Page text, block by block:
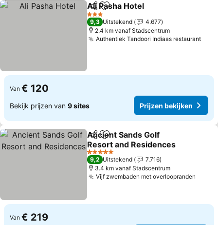
DelenToevoegen aan favorieten
Ali Pasha Hotel
3 Sterren
9,3 Uitstekend
4.677
2.4 km vanaf Stadscentrum
Authentiek Tandoori Indiaas restaurant
Van € 120
Bekijk prijzen van 9 sites Prijzen bekijken
DelenToevoegen aan favorieten
Ancient Sands Golf
Resort and Residences
Prijzen bekijken
5 Sterren
9,2 Uitstekend
7.716
3.4 km vanaf Stadscentrum
Vijf zwembaden met overloopranden
Van € 219